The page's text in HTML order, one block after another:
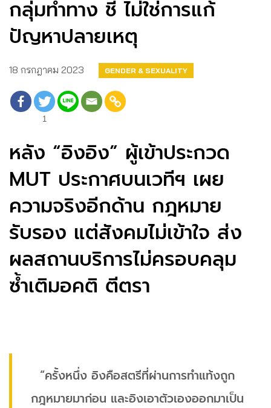
กลุ่มทำทาง ชี้ ไม่ใช่การแก้
ปัญหาปลายเหตุ
18 กรกฎาคม 2023 GENDER & SEXUALITY
1
หลัง “อิงอิง” ผู้เข้าประกวด
MUT ประกาศบนเวทีฯ เผย
ความจริงอีกด้าน กฎหมาย
รับรอง แต่สังคมไม่เข้าใจ ส่ง
ผลสถานบริการไม่ครอบคลุม
ซ้ำเติมอคติ ตีตรา
“ครั้งหนึ่ง อิงคือสตรีที่ผ่านการทำแท้งถูก
กฎหมายมาก่อน และอิงเอาตัวเองออกมาเป็น